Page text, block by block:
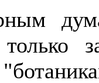
только